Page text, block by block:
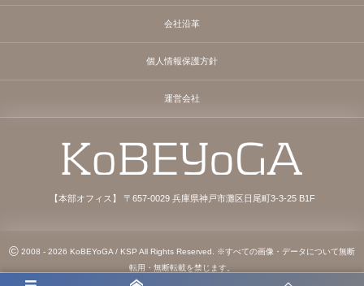
会社沿革
個人情報保護方針
運営会社
【本部オフィス】 〒657-0029 兵庫県神戸市灘区日尾町3-3-25 B1F
© 2008 - 2026 KoBEYoGA / KSP All Rights Reserved. ※すべての画像・データについて無断
転用・無断転載を禁じます。